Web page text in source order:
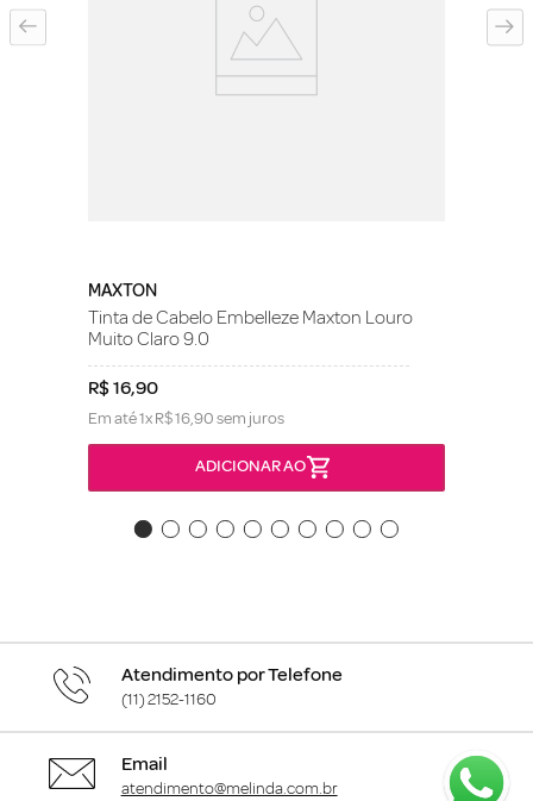
MAXTON
Tinta de Cabelo Embelleze Maxton Louro
Muito Claro 9.0
R$16,90
Em até1xR$16,90sem juros
ADICIONAR AO
Atendimento por Telefone
(11) 2152-1160
Email
atendimento@melinda.com.br